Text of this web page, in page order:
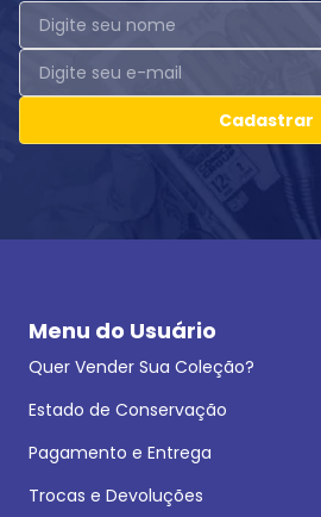
Cadastrar
Menu do Usuário
Quer Vender Sua Coleção?
Estado de Conservação
Pagamento e Entrega
Trocas e Devoluções